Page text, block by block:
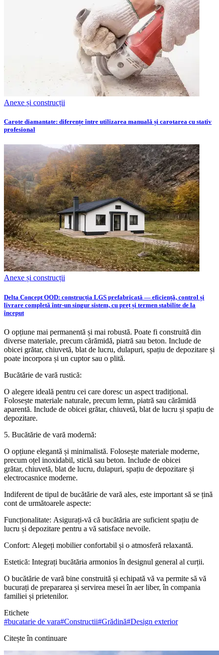
Anexe și construcții
Carote diamantate: diferențe între utilizarea manuală și carotarea cu stativ
profesional
Anexe și construcții
Delta Concept OOD: construcția LGS prefabricată — eficiență, control și
livrare completă într-un singur sistem, cu preț și termen stabilite de la
început
O opțiune mai permanentă și mai robustă. Poate fi construită din
diverse materiale, precum cărămidă, piatră sau beton. Include de
obicei grătar, chiuvetă, blat de lucru, dulapuri, spațiu de depozitare și
poate incorpora și un cuptor sau o plită.
Bucătărie de vară rustică:
O alegere ideală pentru cei care doresc un aspect tradițional.
Folosește materiale naturale, precum lemn, piatră sau cărămidă
aparentă. Include de obicei grătar, chiuvetă, blat de lucru și spațiu de
depozitare.
5. Bucătărie de vară modernă:
O opțiune elegantă și minimalistă. Folosește materiale moderne,
precum oțel inoxidabil, sticlă sau beton. Include de obicei
grătar, chiuvetă, blat de lucru, dulapuri, spațiu de depozitare și
electrocasnice moderne.
Indiferent de tipul de bucătărie de vară ales, este important să se țină
cont de următoarele aspecte:
Funcționalitate: Asigurați-vă că bucătăria are suficient spațiu de
lucru și depozitare pentru a vă satisface nevoile.
Confort: Alegeți mobilier confortabil și o atmosferă relaxantă.
Estetică: Integrați bucătăria armonios în designul general al curții.
O bucătărie de vară bine construită și echipată vă va permite să vă
bucurați de prepararea și servirea mesei în aer liber, în compania
familiei și prietenilor.
Etichete
#bucatarie de vara#Constructii#Grădină#Design exterior
Citește în continuare